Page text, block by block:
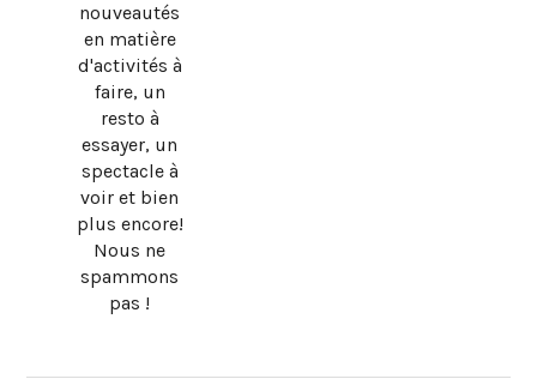
nouveautés
en matière
d'activités à
faire, un
resto à
essayer, un
spectacle à
voir et bien
plus encore!
Nous ne
spammons
pas !